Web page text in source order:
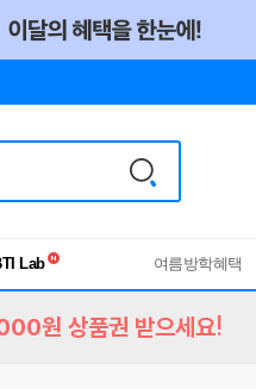
유형검사
여름방학혜택
원 상품권 받으세요!